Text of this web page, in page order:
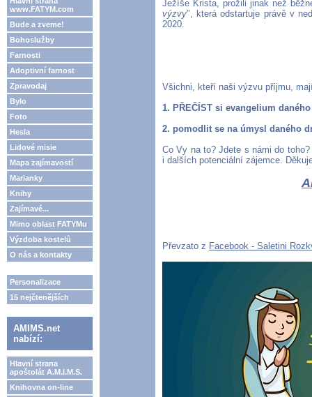
www.FATYM.com
Bude a zveme!
Bohoslužby
Farnosti
Adoptivní farnost
Zpravodaj
Bylo
Foto
Hesla
Lidové misie
Mapa zajímavostí
Marianky
Knihy
Zajímavé...
Mimo oblast FATYMu
Výzdoba kostelů
O nás a kontakty
Personalizace
15 nejčtenějších
AMIMS.net
nabízí:
Hlavní strana
apoštolát A.M.I.M.S.
Knihovna on-line
Ježíše Krista, prožili jinak než
výzvy", která odstartuje právě v
2020.
Všichni, kteří naši výzvu příjmu,
1. PŘEČÍST si evangelium
2. pomodlit se na úmysl daného
Co Vy na to? Jdete s námi do
i dalších potenciální zájemce.
Převzato z Facebook - Saletini